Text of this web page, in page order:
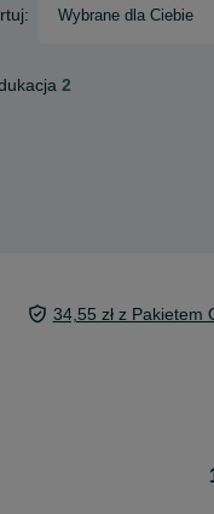
Wybrane dla Ciebie
2
34,55 zł z Pakietem